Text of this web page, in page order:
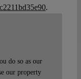
.
do so as our
our property